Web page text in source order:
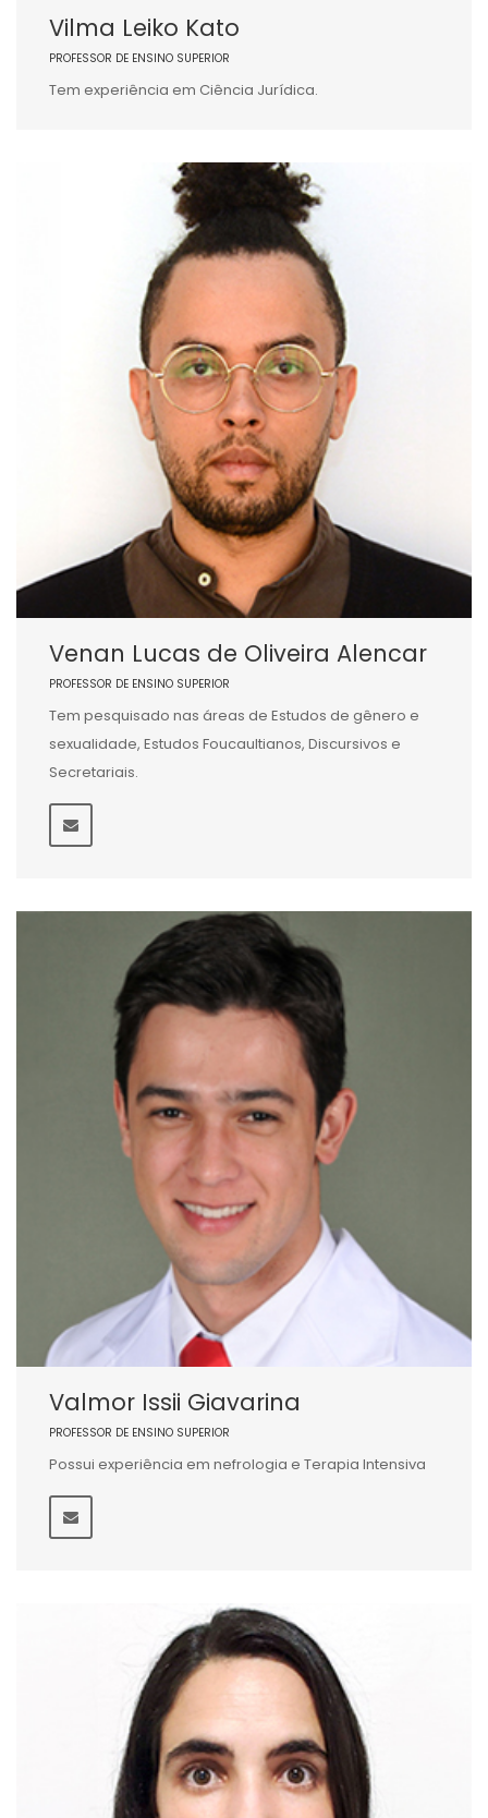
Vilma Leiko Kato
PROFESSOR DE ENSINO SUPERIOR
Tem experiência em Ciência Jurídica.
Venan Lucas de Oliveira Alencar
PROFESSOR DE ENSINO SUPERIOR
Tem pesquisado nas áreas de Estudos de gênero e
sexualidade, Estudos Foucaultianos, Discursivos e
Secretariais.
Valmor Issii Giavarina
PROFESSOR DE ENSINO SUPERIOR
Possui experiência em nefrologia e Terapia Intensiva